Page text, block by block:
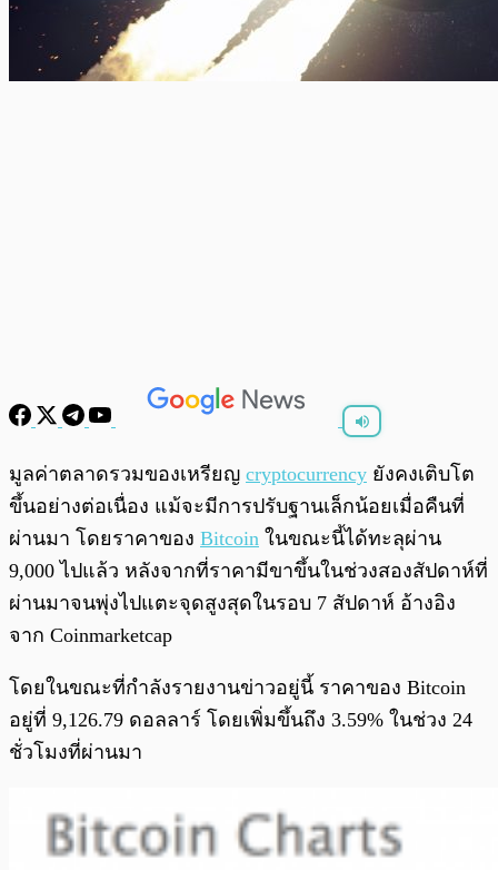
0:00 0:00
มูลค่าตลาดรวมของเหรียญ cryptocurrency ยังคงเติบโต
ขึ้นอย่างต่อเนื่อง แม้จะมีการปรับฐานเล็กน้อยเมื่อคืนที่
ผ่านมา โดยราคาของ Bitcoin ในขณะนี้ได้ทะลุผ่าน
9,000 ไปแล้ว หลังจากที่ราคามีขาขึ้นในช่วงสองสัปดาห์ที่
ผ่านมาจนพุ่งไปแตะจุดสูงสุดในรอบ 7 สัปดาห์ อ้างอิง
จาก Coinmarketcap
โดยในขณะที่กำลังรายงานข่าวอยู่นี้ ราคาของ Bitcoin
อยู่ที่ 9,126.79 ดอลลาร์ โดยเพิ่มขึ้นถึง 3.59% ในช่วง 24
ชั่วโมงที่ผ่านมา